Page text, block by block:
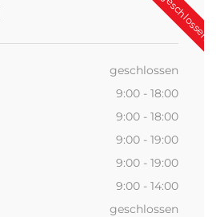
geschlossen
9:00 - 18:00
9:00 - 18:00
9:00 - 19:00
9:00 - 19:00
9:00 - 14:00
geschlossen